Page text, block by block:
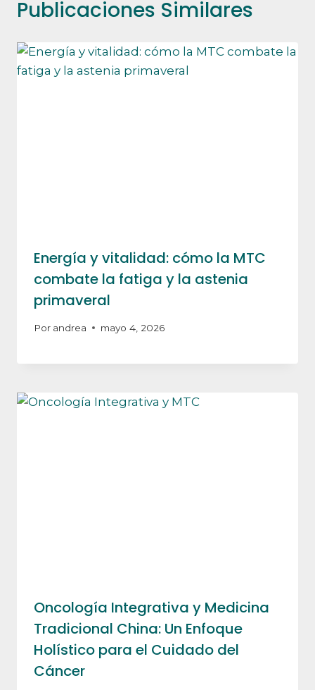
Publicaciones Similares
Energía y vitalidad: cómo la MTC
combate la fatiga y la astenia
primaveral
Por andrea mayo 4, 2026
Oncología Integrativa y Medicina
Tradicional China: Un Enfoque
Holístico para el Cuidado del
Cáncer